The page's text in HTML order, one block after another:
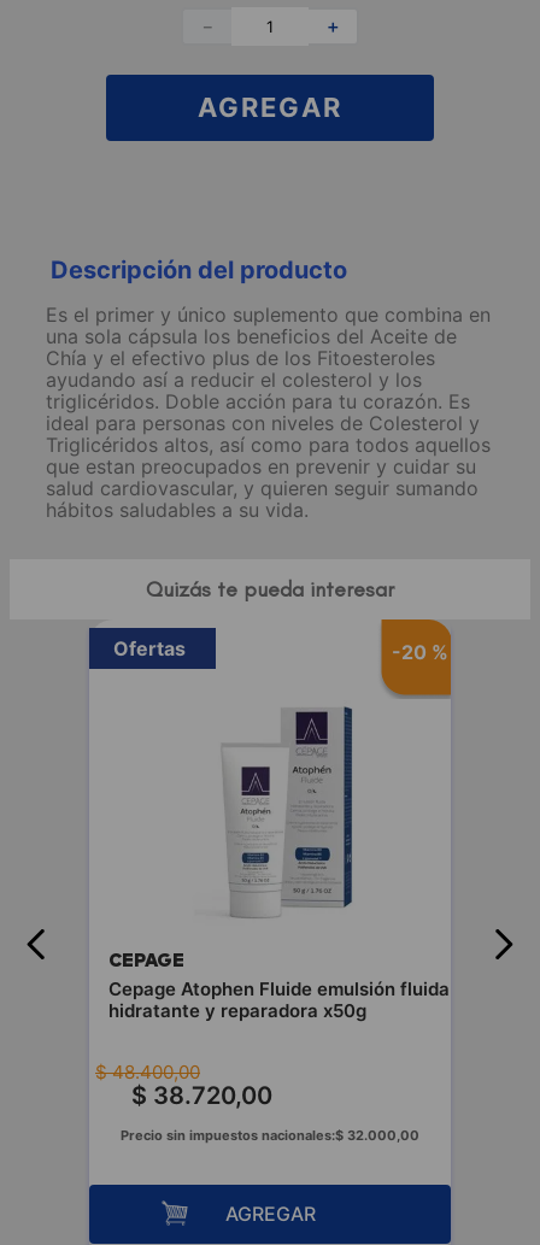
＋
－
AGREGAR
Descripción del producto
Es el primer y único suplemento que combina en
una sola cápsula los beneficios del Aceite de
Chía y el efectivo plus de los Fitoesteroles
ayudando así a reducir el colesterol y los
triglicéridos. Doble acción para tu corazón. Es
ideal para personas con niveles de Colesterol y
Triglicéridos altos, así como para todos aquellos
que estan preocupados en prevenir y cuidar su
salud cardiovascular, y quieren seguir sumando
hábitos saludables a su vida.
Quizás te pueda interesar
-20 %
Ofertas
CEPAGE
Cepage Atophen Fluide emulsión fluida
hidratante y reparadora x50g
$ 48.400,00
$ 38.720,00
Precio sin impuestos nacionales:$ 32.000,00
AGREGAR